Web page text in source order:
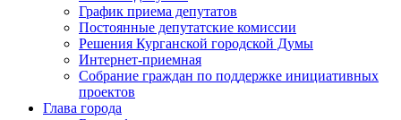
График приема депутатов
Постоянные депутатские комиссии
Решения Курганской городской Думы
Интернет-приемная
Собрание граждан по поддержке инициативных
проектов
Глава города